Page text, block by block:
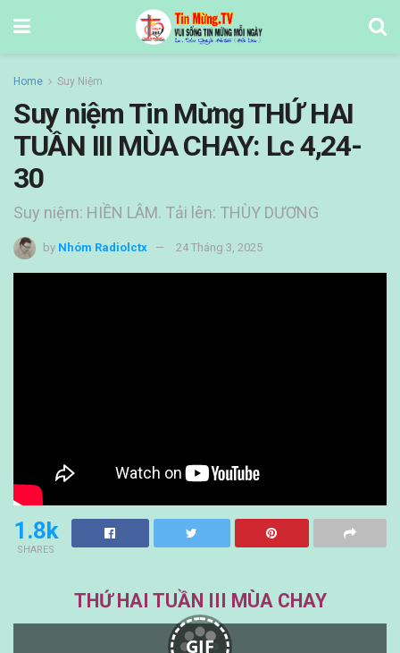
Home Suy Niệm
Suy niệm Tin Mừng THỨ HAI
TUẦN III MÙA CHAY: Lc 4,24-
30
Suy niệm: HIỀN LÂM. Tải lên: THÙY DƯƠNG
by Nhóm Radiolctx 24 Tháng 3, 2025
1.8k
SHARES
THỨ HAI TUẦN III MÙA CHAY
GIF